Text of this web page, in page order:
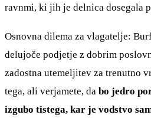
ravnmi, ki jih je delnica dosegala
Osnovna dilema za vlagatelje:
delujoče podjetje z dobrim
zadostna utemeljitev za trenutno
tega, ali verjamete, da bo jedro
izgubo tistega, kar je vodstvo